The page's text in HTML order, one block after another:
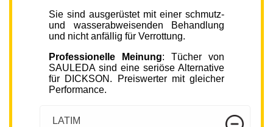
Sie sind ausgerüstet mit einer schmutz-
und wasserabweisenden Behandlung
und nicht anfällig für Verrottung.
Professionelle Meinung: Tücher von
SAULEDA sind eine seriöse Alternative
für DICKSON. Preiswerter mit gleicher
Performance.
LATIM